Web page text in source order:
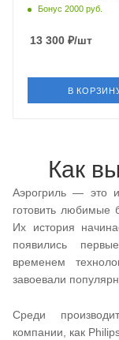
Бонус 2000 руб.
13 300 ₽/шт
В
Как
Аэрогриль — это
готовить любимые
Их история
появились
временем
завоевали
Среди
компании, как